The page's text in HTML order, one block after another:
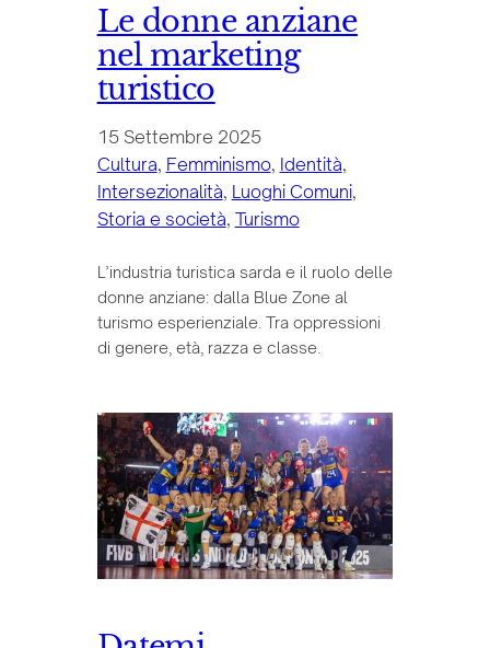
Le donne anziane
nel marketing
turistico
15 Settembre 2025
Cultura, Femminismo, Identità
Intersezionalità, Luoghi Comuni
Storia e società, Turismo
L’industria turistica sarda e il ruolo delle
donne anziane: dalla Blue Zone al
turismo esperienziale. Tra oppressioni
di genere, età, razza e classe.